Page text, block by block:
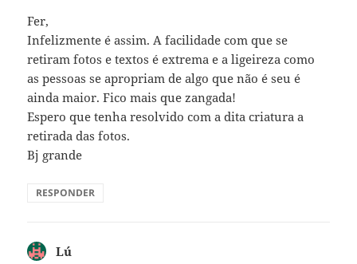
Fer,
Infelizmente é assim. A facilidade com que se
retiram fotos e textos é extrema e a ligeireza como
as pessoas se apropriam de algo que não é seu é
ainda maior. Fico mais que zangada!
Espero que tenha resolvido com a dita criatura a
retirada das fotos.
Bj grande
RESPONDER
Lú